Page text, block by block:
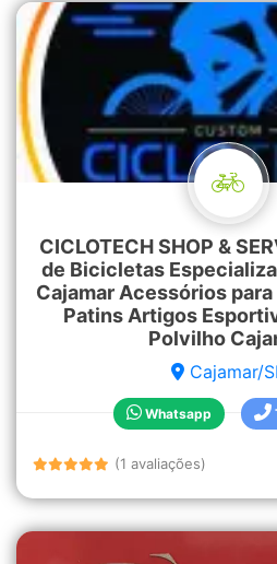
CICLOTECH SHOP &
de Bicicletas
Cajamar Acessórios
Patins Artigos
Polvilho
Cajamar/
Whatsapp
(1 avaliações)